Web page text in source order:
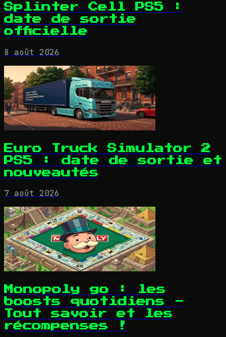
Splinter Cell PS5 :
date de sortie
officielle
8 août 2026
Euro Truck Simulator 2
PS5 : date de sortie et
nouveautés
7 août 2026
Monopoly go : les
boosts quotidiens -
Tout savoir et les
récompenses !